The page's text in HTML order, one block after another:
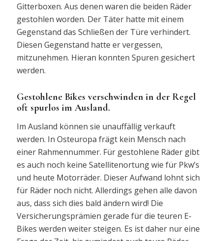
Gitterboxen. Aus denen waren die beiden Räder
gestohlen worden. Der Täter hatte mit einem
Gegenstand das Schließen der Türe verhindert.
Diesen Gegenstand hatte er vergessen,
mitzunehmen. Hieran konnten Spuren gesichert
werden.
Gestohlene Bikes verschwinden in der Regel
oft spurlos im Ausland.
Im Ausland können sie unauffällig verkauft
werden. In Osteuropa frägt kein Mensch nach
einer Rahmennummer. Für gestohlene Räder gibt
es auch noch keine Satellitenortung wie für Pkw’s
und heute Motorräder. Dieser Aufwand lohnt sich
für Räder noch nicht. Allerdings gehen alle davon
aus, dass sich dies bald ändern wird! Die
Versicherungsprämien gerade für die teuren E-
Bikes werden weiter steigen. Es ist daher nur eine